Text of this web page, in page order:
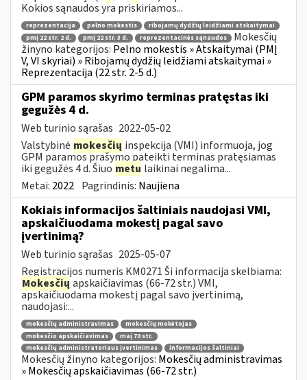
Kokios sąnaudos yra priskiriamos...
reprezentacija pelno mokestis
ribojamų dydžių leidžiami atskaitymai
pmį 22 str. 2 d.
pmį 22 str. 3 d. reprezentacinės sąnaudos
Mokesčių
žinyno kategorijos: Pelno mokestis » Atskaitymai (PMĮ
V, VI skyriai) » Ribojamų dydžių leidžiami atskaitymai »
Reprezentacija (22 str. 2-5 d.)
GPM paramos skyrimo terminas pratęstas iki
gegužės 4 d.
Web turinio sąrašas 2022-05-02
Valstybinė mokesčių inspekcija (VMI) informuoja, jog
GPM paramos prašymo pateikti terminas pratęsiamas
iki gegužės 4 d. Šiuo metu laikinai negalima...
Metai: 2022 Pagrindinis: Naujiena
Kokiais informacijos šaltiniais naudojasi VMI,
apskaičiuodama mokestį pagal savo
įvertinimą?
Web turinio sąrašas 2025-05-07
Registracijos numeris KM0271 Ši informacija skelbiama:
Mokesčių apskaičiavimas (66-72 str.) VMI,
apskaičiuodama mokestį pagal savo įvertinimą,
naudojasi:...
mokesčių administravimas
mokesčių mokėtojas
mokesčio apskaičiavimas
maį 70 str.
mokesčių administratoriaus įvertinimas
informacijos šaltiniai
Mokesčių žinyno kategorijos: Mokesčių administravimas
» Mokesčių apskaičiavimas (66-72 str.)